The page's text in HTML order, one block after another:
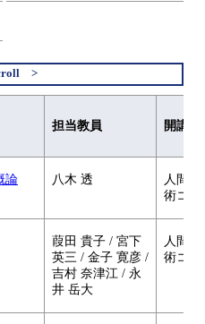
担当教員 開講元
論 八木 透
人間
術コー
葭田 貴子 / 宮下
英三 / 金子 寛彦 /
吉村 奈津江 / 永
井 岳大
人間
術コー